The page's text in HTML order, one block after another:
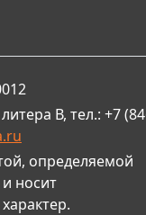
В, тел.: +7
определяемой
носит